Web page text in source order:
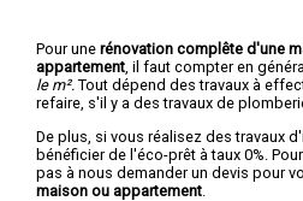
Pour une rénovation complête d'une
appartement , il faut compter en général
le m². Tout dépend des travaux à
refaire, s'il y a des travaux de
De plus, si vous réalisez des travaux
bénéficier de l'éco-prêt à taux 0%.
pas à nous demander un devis pour
maison ou appartement